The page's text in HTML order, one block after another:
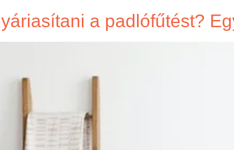
a padlófűtést?